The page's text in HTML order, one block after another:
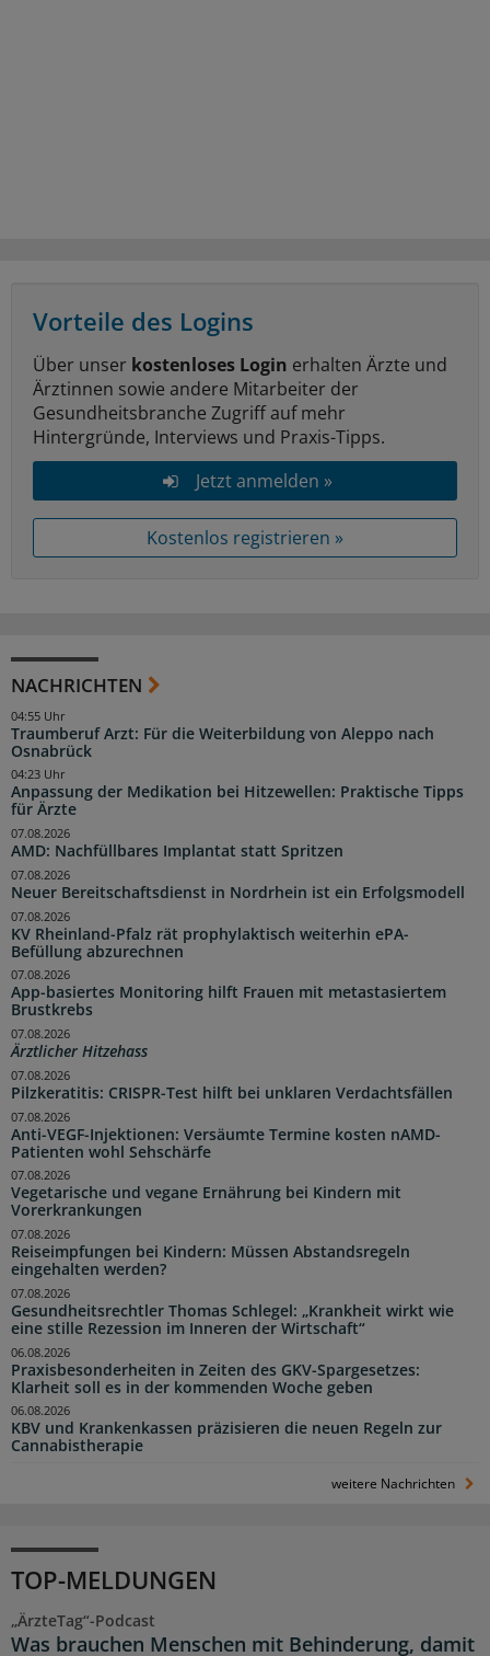
Vorteile des Logins
Über unser kostenloses Login erhalten Ärzte und
Ärztinnen sowie andere Mitarbeiter der
Gesundheitsbranche Zugriff auf mehr
Hintergründe, Interviews und Praxis-Tipps.
Jetzt anmelden »
Kostenlos registrieren »
NACHRICHTEN
Traumberuf Arzt: Für die Weiterbildung von Aleppo nach
Osnabrück
04:55 Uhr
Anpassung der Medikation bei Hitzewellen: Praktische Tipps
für Ärzte
04:23 Uhr
AMD: Nachfüllbares Implantat statt Spritzen
07.08.2026
Neuer Bereitschaftsdienst in Nordrhein ist ein Erfolgsmodell
07.08.2026
KV Rheinland-Pfalz rät prophylaktisch weiterhin ePA-
Befüllung abzurechnen
07.08.2026
App-basiertes Monitoring hilft Frauen mit metastasiertem
Brustkrebs
07.08.2026
Ärztlicher Hitzehass
07.08.2026
Pilzkeratitis: CRISPR-Test hilft bei unklaren Verdachtsfällen
07.08.2026
Anti-VEGF-Injektionen: Versäumte Termine kosten nAMD-
Patienten wohl Sehschärfe
07.08.2026
Vegetarische und vegane Ernährung bei Kindern mit
Vorerkrankungen
07.08.2026
Reiseimpfungen bei Kindern: Müssen Abstandsregeln
eingehalten werden?
07.08.2026
Gesundheitsrechtler Thomas Schlegel: „Krankheit wirkt wie
eine stille Rezession im Inneren der Wirtschaft“
07.08.2026
Praxisbesonderheiten in Zeiten des GKV-Spargesetzes:
Klarheit soll es in der kommenden Woche geben
06.08.2026
KBV und Krankenkassen präzisieren die neuen Regeln zur
Cannabistherapie
06.08.2026
weitere Nachrichten
TOP-MELDUNGEN
„ÄrzteTag“-Podcast
Was brauchen Menschen mit Behinderung, damit